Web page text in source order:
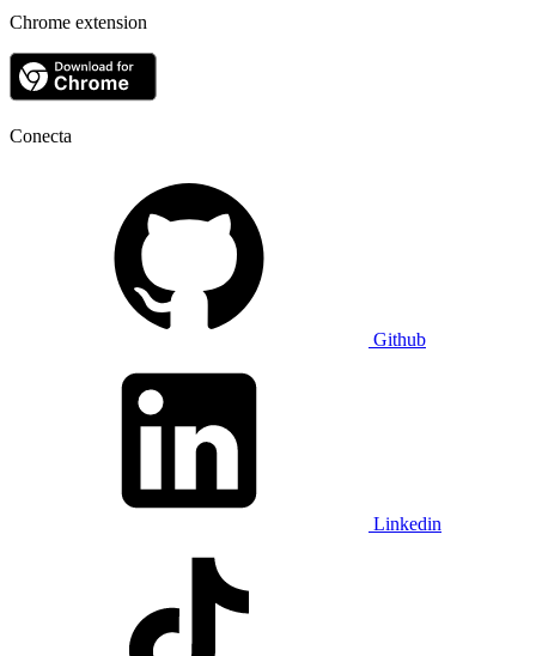
Chrome extension
Conecta
Github
Linkedin